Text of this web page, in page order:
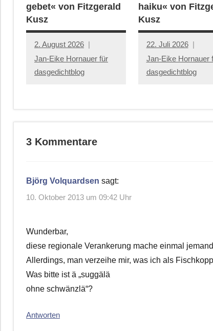
gebet« von Fitzgerald
Kusz
2. August 2026
Jan-Eike Hornauer für
dasgedichtblog
haiku« von
Kusz
22. Juli 2026
Jan-Eike Hornauer
dasgedichtblog
3 Kommentare
Björg Volquardsen sagt:
10. Oktober 2013 um 09:42 Uhr
Wunderbar,
diese regionale Verankerung mache einmal
Allerdings, man verzeihe mir, was ich als
Was bitte ist ä „suggälä
ohne schwänzlä“?
Antworten